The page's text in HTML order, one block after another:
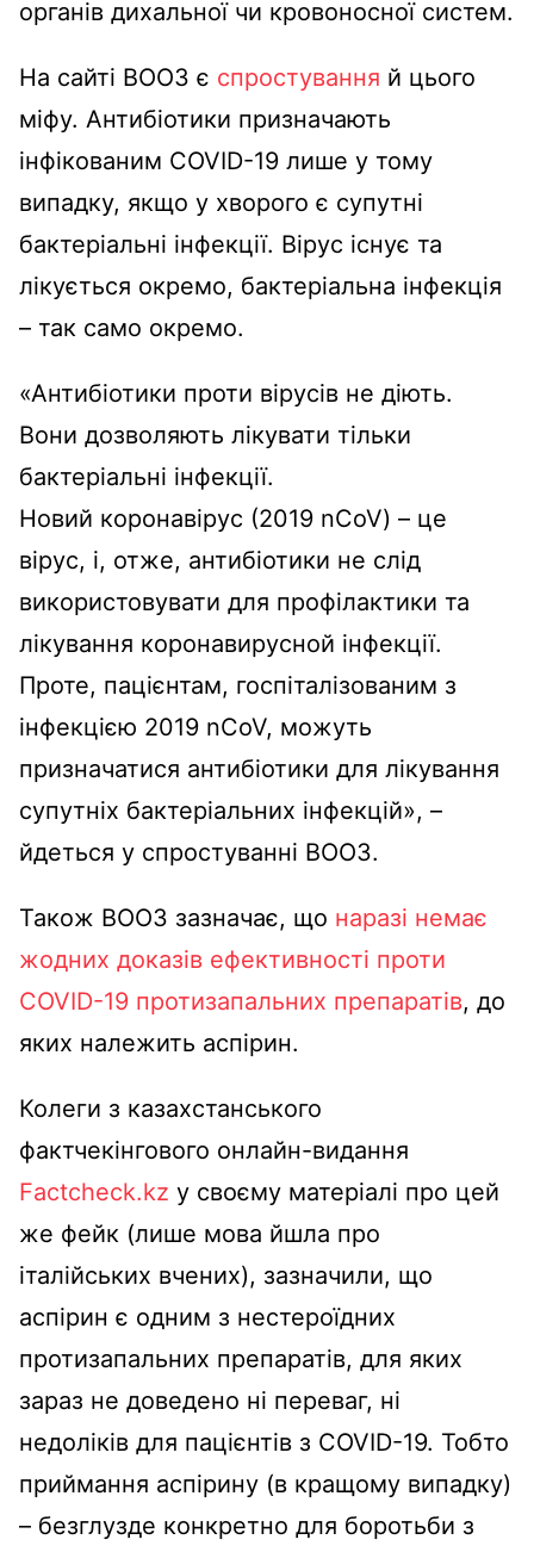
органів дихальної чи кровоносної систем.
На сайті ВООЗ є спростування й цього
міфу. Антибіотики призначають
інфікованим COVID-19 лише у тому
випадку, якщо у хворого є супутні
бактеріальні інфекції. Вірус існує та
лікується окремо, бактеріальна інфекція
– так само окремо.
«Антибіотики проти вірусів не діють.
Вони дозволяють лікувати тільки
бактеріальні інфекції.
Новий коронавірус (2019 nCoV) – це
вірус, і, отже, антибіотики не слід
використовувати для профілактики та
лікування коронавирусной інфекції.
Проте, пацієнтам, госпіталізованим з
інфекцією 2019 nCoV, можуть
призначатися антибіотики для лікування
супутніх бактеріальних інфекцій», –
йдеться у спростуванні ВООЗ.
Також ВООЗ зазначає, що наразі немає
жодних доказів ефективності проти
COVID-19 протизапальних препаратів, до
яких належить аспірин.
Колеги з казахстанського
фактчекінгового онлайн-видання
Factcheck.kz у своєму матеріалі про цей
же фейк (лише мова йшла про
італійських вчених), зазначили, що
аспірин є одним з нестероїдних
протизапальних препаратів, для яких
зараз не доведено ні переваг, ні
недоліків для пацієнтів з COVID-19. Тобто
приймання аспірину (в кращому випадку)
– безглузде конкретно для боротьби з